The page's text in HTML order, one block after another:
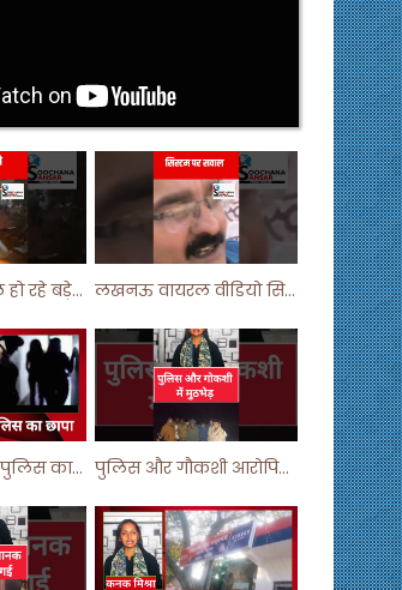
शहर में खुले नाले हो रहे बड़े हादसे ! #shortsvideo #shorts लखनऊ वायरल वीडियो सिस्टम पर सवाल ! #shorts #shortvideo
मसाज पार्लर पर पुलिस का छापा ! #viralvideo #trending #parlour पुलिस और गौकशी आरोपियों में मुठभेड़ ! #shortvideo #shorts #shortsfeed